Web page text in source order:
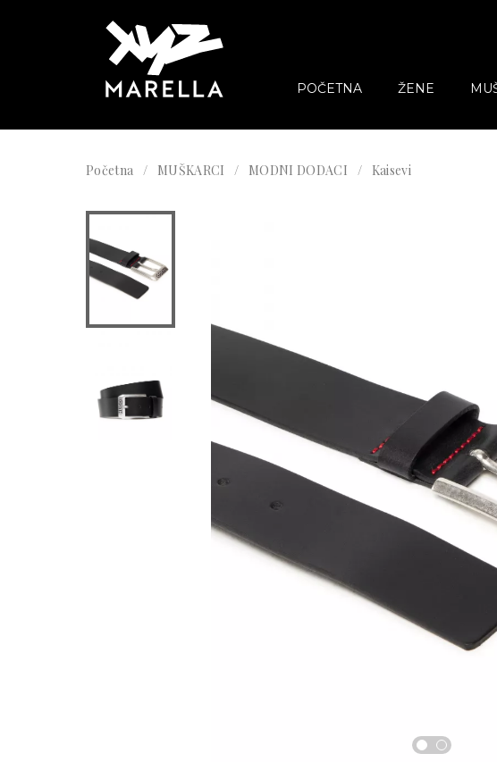
POČETNA ŽENE
Početna MUŠKARCI MODNI DODACI Kaisevi